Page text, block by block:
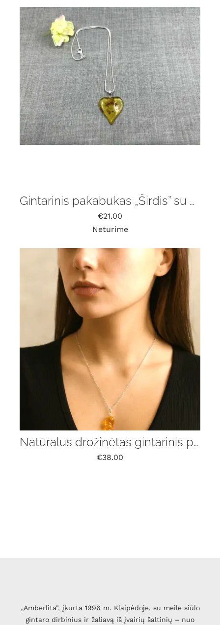
Gintarinis pakabukas „Širdis” su grandinėle
€21.00
Neturime
Natūralus drožinėtas gintarinis pakabukas „Liepsna” su grandinėle
€38.00
„Amberlita", įkurta 1996 m. Klaipėdoje, su meile siūlo
gintaro dirbinius ir žaliavą iš įvairių šaltinių – nuo